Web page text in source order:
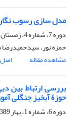
مدل سازی رسوب
دوره 7، شماره 4، زمستان 1390، صفحه
حمزه نور،
مشاهده مقاله
اصل
بررسی ارتباط بین
حوزة آبخیز جنگلی
دوره 6، شماره 1، بهار 1389، صفحه